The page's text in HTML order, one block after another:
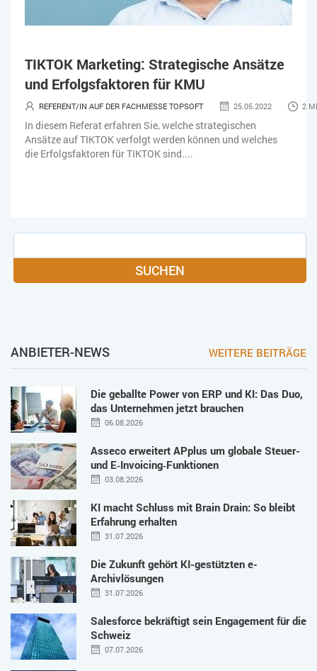
TIKTOK Marketing: Strategische Ansätze
und Erfolgsfaktoren für KMU
REFERENT/IN AUF DER FACHMESSE TOPSOFT 25.05.2022 2
In diesem Referat erfahren Sie, welche strategischen
Ansätze auf TIKTOK verfolgt werden können und welches
die Erfolgsfaktoren für TIKTOK sind....
SUCHEN
ANBIETER-NEWS WEITERE BEITRÄGE
Die geballte Power von ERP und KI: Das Duo,
das Unternehmen jetzt brauchen
06.08.2026
Asseco erweitert APplus um globale Steuer-
und E‑Invoicing‑Funktionen
03.08.2026
KI macht Schluss mit Brain Drain: So bleibt
Erfahrung erhalten
31.07.2026
Die Zukunft gehört KI-gestützten e-
Archivlösungen
31.07.2026
Salesforce bekräftigt sein Engagement für die
Schweiz
07.07.2026